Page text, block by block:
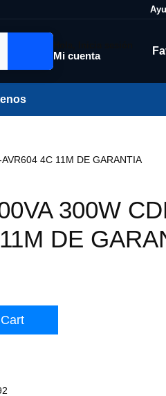
Mi cuenta
4C 11M DE GARANTIA
300W
DE
Cart